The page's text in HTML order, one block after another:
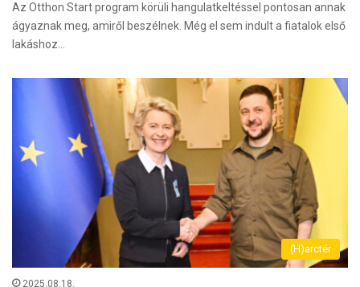
Az Otthon Start program körüli hangulatkeltéssel pontosan annak
ágyaznak meg, amiről beszélnek. Még el sem indult a fiatalok első
lakáshoz…
(H)arctér
2025.08.18.